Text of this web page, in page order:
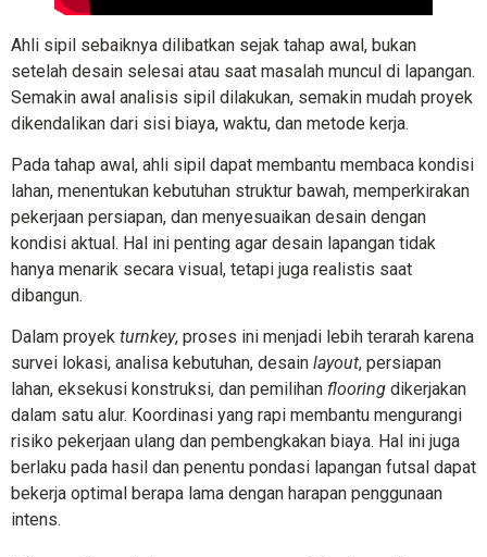
Ahli sipil sebaiknya dilibatkan sejak tahap awal, bukan
setelah desain selesai atau saat masalah muncul di lapangan.
Semakin awal analisis sipil dilakukan, semakin mudah proyek
dikendalikan dari sisi biaya, waktu, dan metode kerja.
Pada tahap awal, ahli sipil dapat membantu membaca kondisi
lahan, menentukan kebutuhan struktur bawah, memperkirakan
pekerjaan persiapan, dan menyesuaikan desain dengan
kondisi aktual. Hal ini penting agar desain lapangan tidak
hanya menarik secara visual, tetapi juga realistis saat
dibangun.
Dalam proyek turnkey, proses ini menjadi lebih terarah karena
survei lokasi, analisa kebutuhan, desain layout, persiapan
lahan, eksekusi konstruksi, dan pemilihan flooring dikerjakan
dalam satu alur. Koordinasi yang rapi membantu mengurangi
risiko pekerjaan ulang dan pembengkakan biaya. Hal ini juga
berlaku pada hasil dan penentu pondasi lapangan futsal dapat
bekerja optimal berapa lama dengan harapan penggunaan
intens.